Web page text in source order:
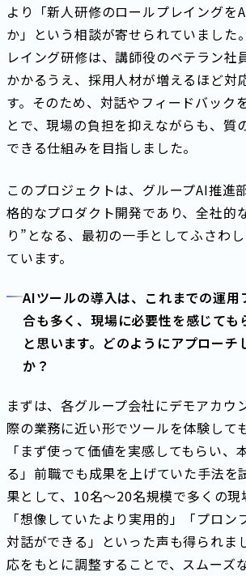
より「新人研修のロールプレイングを
か」という相談が寄せられていました
レイング研修は、講師役のベテラン社
かかるうえ、採用人材が増えるほど対
す。そのため、対話やフィードバック
とで、現場の負担を抑えながらも、質
できる仕組みを目指しました。
このプロジェクトは、グループAI推進
格的なプロダクト開発であり、全社的
り”となる、最初の一手としてふさわ
ています。
AIツールの導入は、これまでの運用
合も多く、現場に必要性を感じても
と思います。どのようにアプローチ
か？
まずは、各グループ会社にデモアカウ
際の業務に近い形でツールを体験して
「まず使って価値を実感してもらい、
る」――前職でも成果を上げていた手法
果として、10名〜20名規模で多くの現
「想像していたより実用的」「プロン
対話ができる」といった声も得られま
応をもとに調整することで、スムーズ